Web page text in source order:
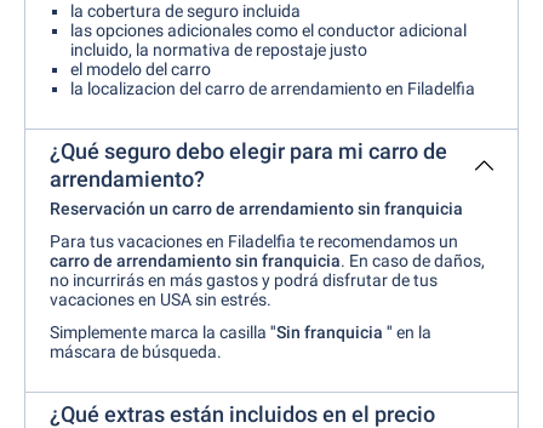
la cobertura de seguro incluida
las opciones adicionales como el conductor adicional
incluido, la normativa de repostaje justo
el modelo del carro
la localizacion del carro de arrendamiento en Filadelfia
¿Qué seguro debo elegir para mi carro de
arrendamiento?
Reservación un carro de arrendamiento sin franquicia
Para tus vacaciones en Filadelfia te recomendamos un
carro de arrendamiento sin franquicia. En caso de daños,
no incurrirás en más gastos y podrá disfrutar de tus
vacaciones en USA sin estrés.
Simplemente marca la casilla "Sin franquicia " en la
máscara de búsqueda.
¿Qué extras están incluidos en el precio